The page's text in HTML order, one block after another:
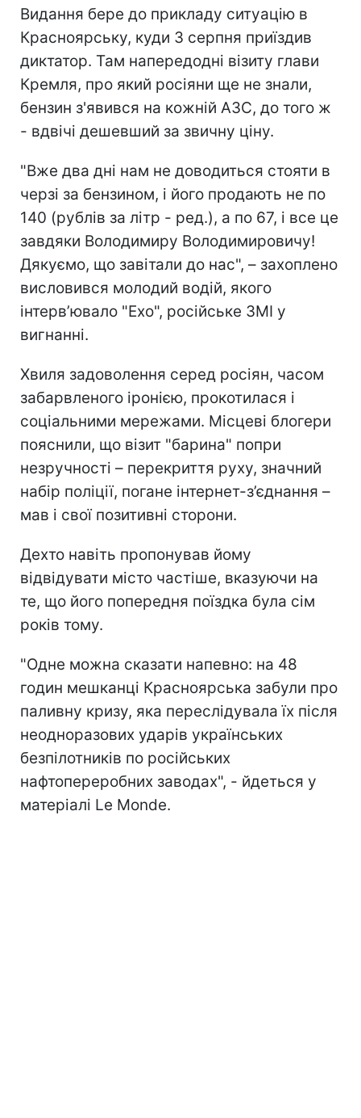
Видання бере до прикладу ситуацію в
Красноярську, куди 3 серпня приїздив
диктатор. Там напередодні візиту глави
Кремля, про який росіяни ще не знали,
бензин з'явився на кожній АЗС, до того ж
- вдвічі дешевший за звичну ціну.
"Вже два дні нам не доводиться стояти в
черзі за бензином, і його продають не по
140 (рублів за літр - ред.), а по 67, і все це
завдяки Володимиру Володимировичу!
Дякуємо, що завітали до нас", – захоплено
висловився молодий водій, якого
інтерв’ювало "Ехо", російське ЗМІ у
вигнанні.
Хвиля задоволення серед росіян, часом
забарвленого іронією, прокотилася і
соціальними мережами. Місцеві блогери
пояснили, що візит "барина" попри
незручності – перекриття руху, значний
набір поліції, погане інтернет-з’єднання –
мав і свої позитивні сторони.
Дехто навіть пропонував йому
відвідувати місто частіше, вказуючи на
те, що його попередня поїздка була сім
років тому.
"Одне можна сказати напевно: на 48
годин мешканці Красноярська забули про
паливну кризу, яка переслідувала їх після
неодноразових ударів українських
безпілотників по російських
нафтопереробних заводах", - йдеться у
матеріалі Le Monde.